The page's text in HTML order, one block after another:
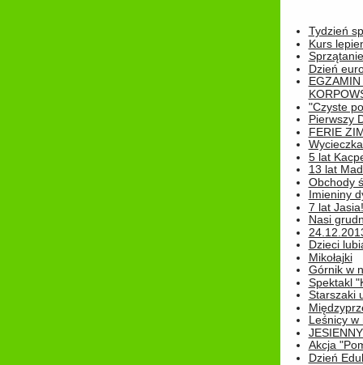
Tydzień
Kurs
Dzień
"Czyste
Pierwszy
FERIE
5 lat
13 lat
Obchody
Imieniny
7 lat Jasia!
Nasi
Dzieci
Mikołajki
Górnik w
Spektakl
Starszaki
Leśnicy w
Akcja
Dzień